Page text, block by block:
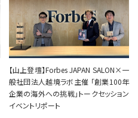
【山上登壇】Forbes JAPAN SALON×一
般社団法人越境ラボ主催 「創業100年
企業の海外への挑戦」トークセッション
イベントリポート